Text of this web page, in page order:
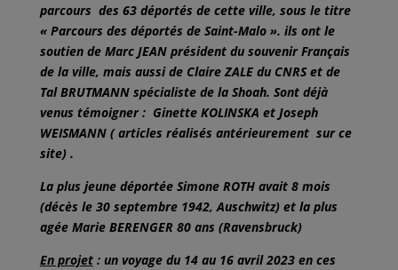
parcours des 63 déportés de cette ville, sous le titre
« Parcours des déportés de Saint-Malo ». ils ont le
soutien de Marc JEAN président du souvenir Français
de la ville, mais aussi de Claire ZALE du CNRS et de
Tal BRUTMANN spécialiste de la Shoah. Sont déjà
venus témoigner : Ginette KOLINSKA et Joseph
WEISMANN ( articles réalisés antérieurement sur ce
site) .
La plus jeune déportée Simone ROTH avait 8 mois
(décès le 30 septembre 1942, Auschwitz) et la plus
agée Marie BERENGER 80 ans (Ravensbruck)
En projet: un voyage du 14 au 16 avril 2023 en ces